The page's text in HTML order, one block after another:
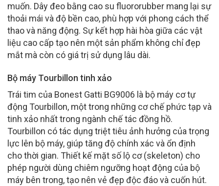
muốn. Dây đeo bằng cao su fluororubber mang lại sự
thoải mái và độ bền cao, phù hợp với phong cách thể
thao và năng động. Sự kết hợp hài hòa giữa các vật
liệu cao cấp tạo nên một sản phẩm không chỉ đẹp
mắt mà còn có giá trị sử dụng lâu dài.
Bộ máy Tourbillon tinh xảo
Trái tim của Bonest Gatti BG9006 là bộ máy cơ tự
động Tourbillon, một trong những cơ chế phức tạp và
tinh xảo nhất trong ngành chế tác đồng hồ.
Tourbillon có tác dụng triệt tiêu ảnh hưởng của trọng
lực lên bộ máy, giúp tăng độ chính xác và ổn định
cho thời gian. Thiết kế mặt số lộ cơ (skeleton) cho
phép người dùng chiêm ngưỡng hoạt động của bộ
máy bên trong, tạo nên vẻ đẹp độc đáo và cuốn hút.